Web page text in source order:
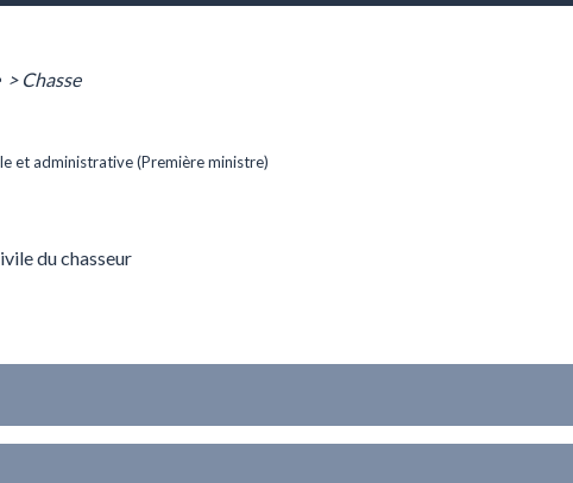
> Chasse
et administrative (Première ministre)
du chasseur